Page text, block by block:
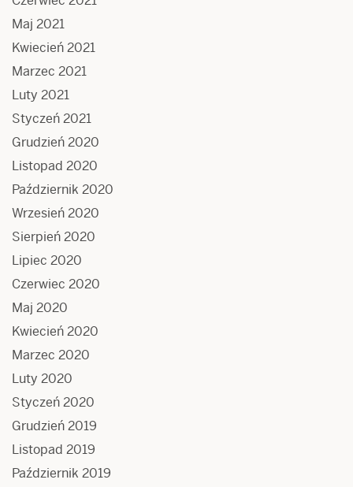
Maj 2021
Kwiecień 2021
Marzec 2021
Luty 2021
Styczeń 2021
Grudzień 2020
Listopad 2020
Październik 2020
Wrzesień 2020
Sierpień 2020
Lipiec 2020
Czerwiec 2020
Maj 2020
Kwiecień 2020
Marzec 2020
Luty 2020
Styczeń 2020
Grudzień 2019
Listopad 2019
Październik 2019